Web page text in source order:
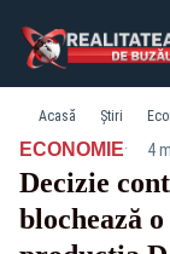
Acasă Știri
ECONOMIE· 4
Decizie
blochează